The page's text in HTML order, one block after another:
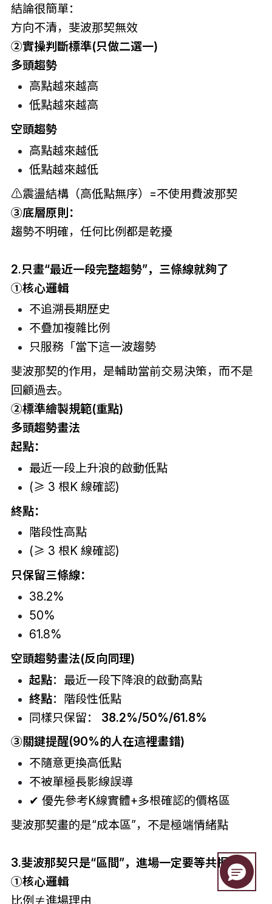
結論很簡單：
方向不清，斐波那契無效
②實操判斷標準(只做二選一)
多頭趨勢
高點越來越高
低點越來越高
空頭趨勢
高點越來越低
低點越來越低
⚠️震盪結構（高低點無序）=不使用費波那契
③底層原則：
趨勢不明確，任何比例都是乾擾
2.只畫“最近一段完整趨勢”，三條線就夠了
①核心邏輯
不追溯長期歷史
不疊加複雜比例
只服務「當下這一波趨勢
斐波那契的作用，是輔助當前交易決策，而不是
回顧過去。
②標準繪製規範(重點)
多頭趨勢畫法
起點：
最近一段上升浪的啟動低點
(≥ 3 根K 線確認)
終點：
階段性高點
(≥ 3 根K 線確認)
只保留三條線：
38.2%
50%
61.8%
空頭趨勢畫法(反向同理)
起點：最近一段下降浪的啟動高點
終點：階段性低點
同樣只保留： 38.2%/50%/61.8%
③關鍵提醒(90%的人在這裡畫錯)
不隨意更換高低點
不被單極長影線誤導
✔ 優先參考K線實體+多根確認的價格區
斐波那契畫的是“成本區”，不是極端情緒點
3.斐波那契只是“區間”，進場一定要等共振
①核心邏輯
比例≠進場理由